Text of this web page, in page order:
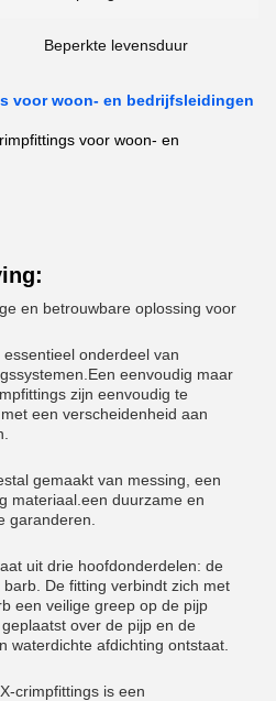
Beperkte levensduur
voor woon- en bedrijfsleidingen
voor woon- en
en betrouwbare oplossing voor
onderdeel van
eenvoudig maar
zijn eenvoudig te
een verscheidenheid aan
gemaakt van messing, een
materiaal.een duurzame en
garanderen.
uit drie hoofdonderdelen: de
De fitting verbindt zich met
een veilige greep op de pijp
over de pijp en de
waterdichte afdichting ontstaat.
crimpfittings is een